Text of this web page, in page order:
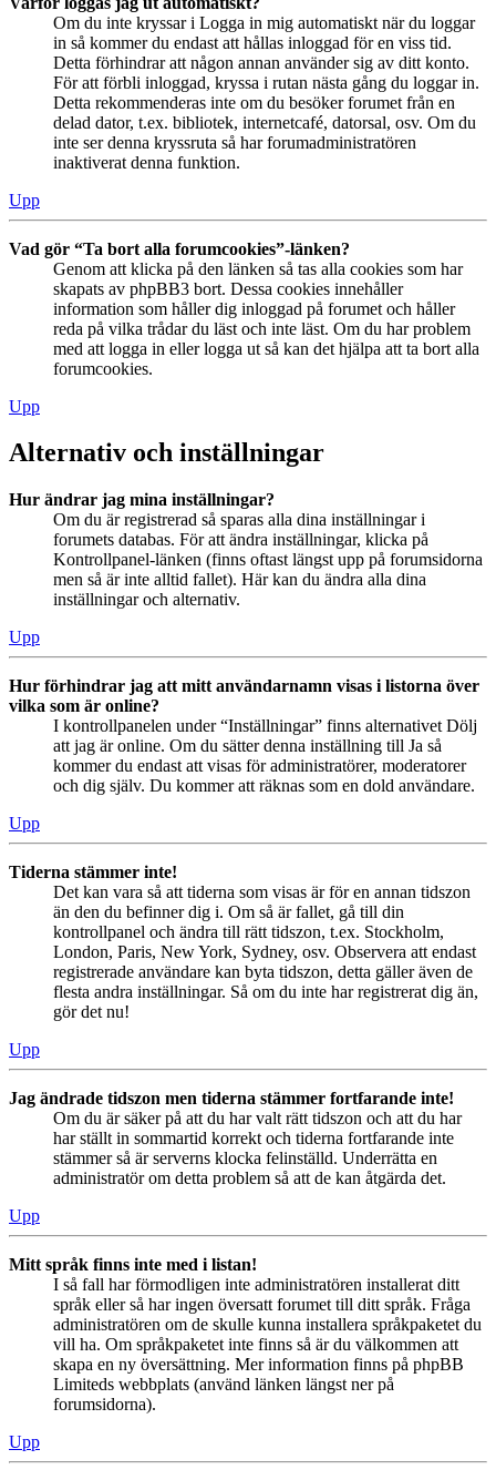
Om du inte kryssar i Logga in mig automatiskt när du loggar
in så kommer du endast att hållas inloggad för en viss tid.
Detta förhindrar att någon annan använder sig av ditt konto.
För att förbli inloggad, kryssa i rutan nästa gång du loggar in.
Detta rekommenderas inte om du besöker forumet från en
delad dator, t.ex. bibliotek, internetcafé, datorsal, osv. Om du
inte ser denna kryssruta så har forumadministratören
inaktiverat denna funktion.
Upp
Vad gör “Ta bort alla forumcookies”-länken?
Genom att klicka på den länken så tas alla cookies som har
skapats av phpBB3 bort. Dessa cookies innehåller
information som håller dig inloggad på forumet och håller
reda på vilka trådar du läst och inte läst. Om du har problem
med att logga in eller logga ut så kan det hjälpa att ta bort alla
forumcookies.
Upp
Alternativ och inställningar
Hur ändrar jag mina inställningar?
Om du är registrerad så sparas alla dina inställningar i
forumets databas. För att ändra inställningar, klicka på
Kontrollpanel-länken (finns oftast längst upp på forumsidorna
men så är inte alltid fallet). Här kan du ändra alla dina
inställningar och alternativ.
Upp
Hur förhindrar jag att mitt användarnamn visas i listorna över
vilka som är online?
I kontrollpanelen under “Inställningar” finns alternativet Dölj
att jag är online. Om du sätter denna inställning till Ja så
kommer du endast att visas för administratörer, moderatorer
och dig själv. Du kommer att räknas som en dold användare.
Upp
Tiderna stämmer inte!
Det kan vara så att tiderna som visas är för en annan tidszon
än den du befinner dig i. Om så är fallet, gå till din
kontrollpanel och ändra till rätt tidszon, t.ex. Stockholm,
London, Paris, New York, Sydney, osv. Observera att endast
registrerade användare kan byta tidszon, detta gäller även de
flesta andra inställningar. Så om du inte har registrerat dig än,
gör det nu!
Upp
Jag ändrade tidszon men tiderna stämmer fortfarande inte!
Om du är säker på att du har valt rätt tidszon och att du har
har ställt in sommartid korrekt och tiderna fortfarande inte
stämmer så är serverns klocka felinställd. Underrätta en
administratör om detta problem så att de kan åtgärda det.
Upp
Mitt språk finns inte med i listan!
I så fall har förmodligen inte administratören installerat ditt
språk eller så har ingen översatt forumet till ditt språk. Fråga
administratören om de skulle kunna installera språkpaketet du
vill ha. Om språkpaketet inte finns så är du välkommen att
skapa en ny översättning. Mer information finns på phpBB
Limiteds webbplats (använd länken längst ner på
forumsidorna).
Upp